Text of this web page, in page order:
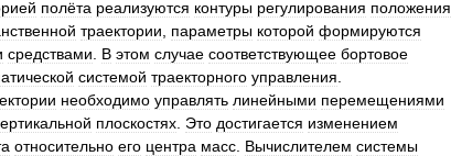
полёта реализуются контуры регулирования положения
траектории параметры которой формируются
средствами В этом случае соответствующее бортовое
системой траекторного управления
необходимо управлять линейными перемещениями
плоскостях Это достигается изменением
относительно его центра масс Вычислителем системы